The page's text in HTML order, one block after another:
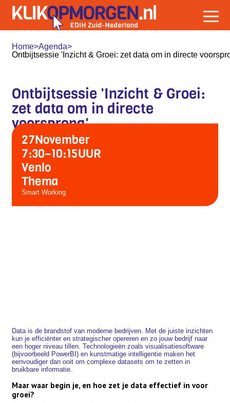
Home>Agenda>
Ontbijtsessie 'Inzicht & Groei: zet data om in directe
Ontbijtsessie 'Inzicht & Groei:
zet data om in directe
voorsprong'
27November
7:30–10:15UUR
Venlo
Thema
Smart Working
Data is de brandstof van moderne bedrijven. Met de juiste inzichten
kun je efficiënter en strategischer opereren en zo jouw bedrijf naar
een hoger niveau tillen. Technologieën zoals visualisatiesoftware
(bijvoorbeeld PowerBI) en kunstmatige intelligentie maken het
eenvoudiger dan ooit om complexe datasets om te zetten in
bruikbare informatie.
Maar waar begin je, en hoe zet je data effectief in voor
groei?